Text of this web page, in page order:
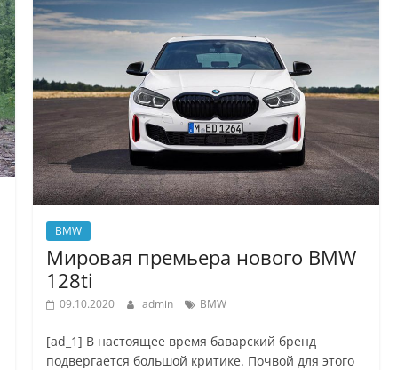
BMW
Мировая премьера нового BMW
128ti
09.10.2020 admin BMW
[ad_1] В настоящее время баварский бренд
подвергается большой критике. Почвой для этого